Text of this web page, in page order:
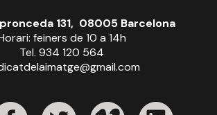
131, 08005 Barcelona
feiners de 10 a 14h
Tel. 934 120 564